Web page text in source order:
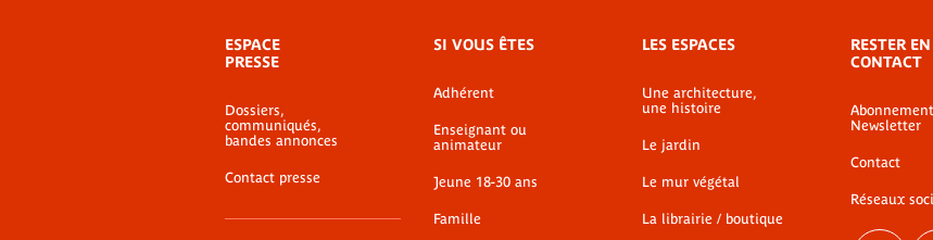
de
bas-
page
ESPACE
PRESSE
Dossiers,
communiqués,
bandes annonces
Contact presse
SI VOUS ÊTES
Adhérent
Enseignant ou
animateur
Jeune 18-30 ans
Famille
LES ESPACES
Une architecture,
une histoire
Le jardin
Le mur végétal
La librairie / boutique
RESTER EN
CONTACT
Abonnement
Newsletter
Contact
Réseaux